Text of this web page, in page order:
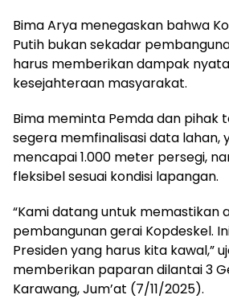
Bima Arya menegaskan bahwa
Putih bukan sekadar
harus memberikan dampak
kesejahteraan masyarakat.
Bima meminta Pemda dan pihak
segera memfinalisasi data lahan,
mencapai 1.000 meter persegi,
fleksibel sesuai kondisi lapangan.
“Kami datang untuk memastikan
pembangunan gerai Kopdeskel.
Presiden yang harus kita kawal,”
memberikan paparan dilantai 3
Karawang, Jum’at (7/11/2025).